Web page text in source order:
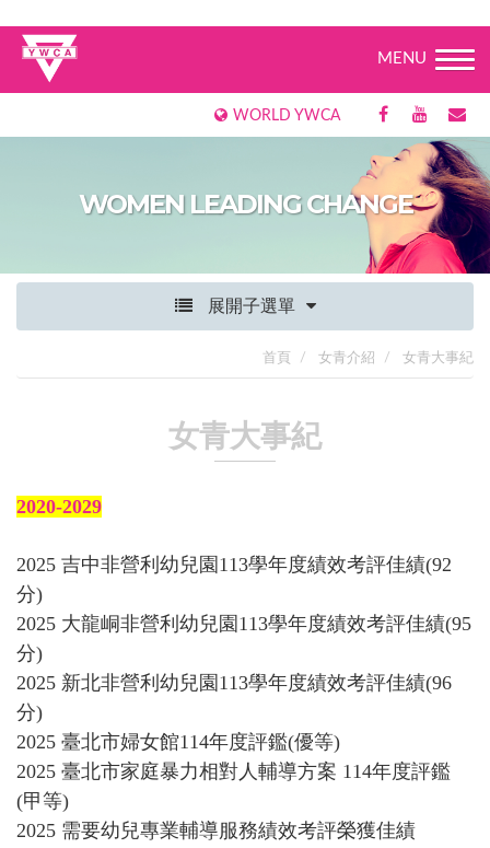
MENU
WORLD YWCA
WOMEN LEADING CHANGE
展開子選單
首頁 女青介紹 女青大事紀
女青大事紀
2020-2029
2025 吉中非營利幼兒園113學年度績效考評佳績(92
分)
2025 大龍峒非營利幼兒園113學年度績效考評佳績(95
分)
2025 新北非營利幼兒園113學年度績效考評佳績(96
分)
2025 臺北市婦女館114年度評鑑(優等)
2025 臺北市家庭暴力相對人輔導方案 114年度評鑑
(甲等)
2025 需要幼兒專業輔導服務績效考評榮獲佳績